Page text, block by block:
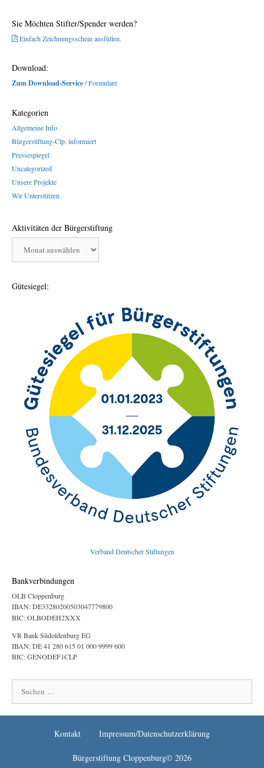
Sie Möchten Stifter/Spender werden?
Einfach Zeichnungsschein ausfüllen.
Download:
Zum Download-Service/ Formulare
Kategorien
Allgemeine Info
Bürgerstiftung-Clp. informiert
Pressespiegel
Uncategorized
Unsere Projekte
Wir Unterstützen
Aktivitäten der Bürgerstiftung
Bürgerstiftung
Gütesiegel:
Verband Deutscher Stiftungen
Bankverbindungen
OLB Cloppenburg
IBAN: DE33280200503047779800
BIC: OLBODEH2XXX
VR Bank Südoldenburg EG
IBAN: DE 41 280 615 01 000 9999 600
BIC: GENODEF1CLP
nach:
Kontakt Impressum/Datenschutzerklärung
Bürgerstiftung Cloppenburg© 2026